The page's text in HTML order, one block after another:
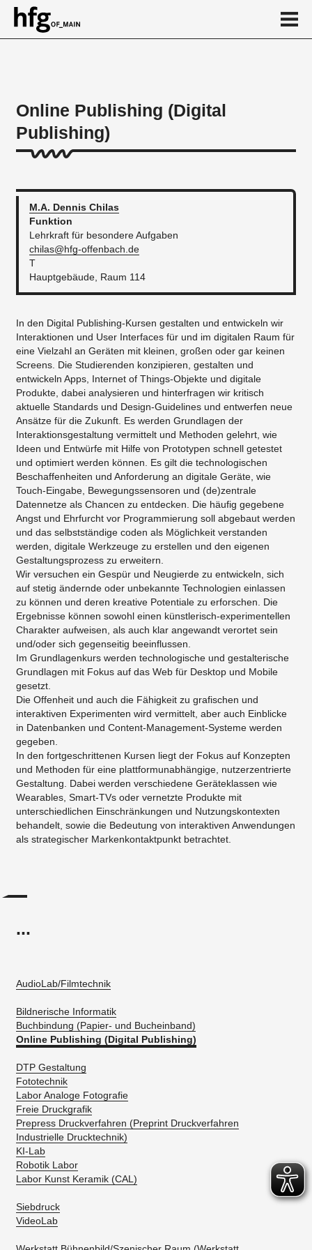
Über
Online Publishing (Digital
Publishing)
M.A. Dennis Chilas
Funktion
Lehrkraft für besondere Aufgaben
chilas@hfg-offenbach.de
T
Hauptgebäude, Raum 114
In den Digital Publishing-Kursen gestalten und entwickeln wir
Interaktionen und User Interfaces für und im digitalen Raum für
eine Vielzahl an Geräten mit kleinen, großen oder gar keinen
Screens. Die Studierenden konzipieren, gestalten und
entwickeln Apps, Internet of Things-Objekte und digitale
Produkte, dabei analysieren und hinterfragen wir kritisch
aktuelle Standards und Design-Guidelines und entwerfen neue
Ansätze für die Zukunft. Es werden Grundlagen der
Interaktionsgestaltung vermittelt und Methoden gelehrt, wie
Ideen und Entwürfe mit Hilfe von Prototypen schnell getestet
und optimiert werden können. Es gilt die technologischen
Beschaffenheiten und Anforderung an digitale Geräte, wie
Touch-Eingabe, Bewegungssensoren und (de)zentrale
Datennetze als Chancen zu entdecken. Die häufig gegebene
Angst und Ehrfurcht vor Programmierung soll abgebaut werden
und das selbstständige coden als Möglichkeit verstanden
werden, digitale Werkzeuge zu erstellen und den eigenen
Gestaltungsprozess zu erweitern.
Wir versuchen ein Gespür und Neugierde zu entwickeln, sich
auf stetig ändernde oder unbekannte Technologien einlassen
zu können und deren kreative Potentiale zu erforschen. Die
Ergebnisse können sowohl einen künstlerisch-experimentellen
Charakter aufweisen, als auch klar angewandt verortet sein
und/oder sich gegenseitig beeinflussen.
Im Grundlagenkurs werden technologische und gestalterische
Grundlagen mit Fokus auf das Web für Desktop und Mobile
gesetzt.
Die Offenheit und auch die Fähigkeit zu grafischen und
interaktiven Experimenten wird vermittelt, aber auch Einblicke
in Datenbanken und Content-Management-Systeme werden
gegeben.
In den fortgeschrittenen Kursen liegt der Fokus auf Konzepten
und Methoden für eine plattformunabhängige, nutzerzentrierte
Gestaltung. Dabei werden verschiedene Geräteklassen wie
Wearables, Smart-TVs oder vernetzte Produkte mit
unterschiedlichen Einschränkungen und Nutzungskontexten
behandelt, sowie die Bedeutung von interaktiven Anwendungen
als strategischer Markenkontaktpunkt betrachtet.
...
AudioLab/Filmtechnik
Bildnerische Informatik
Buchbindung (Papier- und Bucheinband)
Online Publishing (Digital Publishing)
DTP Gestaltung
Fototechnik
Labor Analoge Fotografie
Freie Druckgrafik
Prepress Druckverfahren (Preprint Druckverfahren
Industrielle Drucktechnik)
KI-Lab
Robotik Labor
Labor Kunst Keramik (CAL)
Siebdruck
VideoLab